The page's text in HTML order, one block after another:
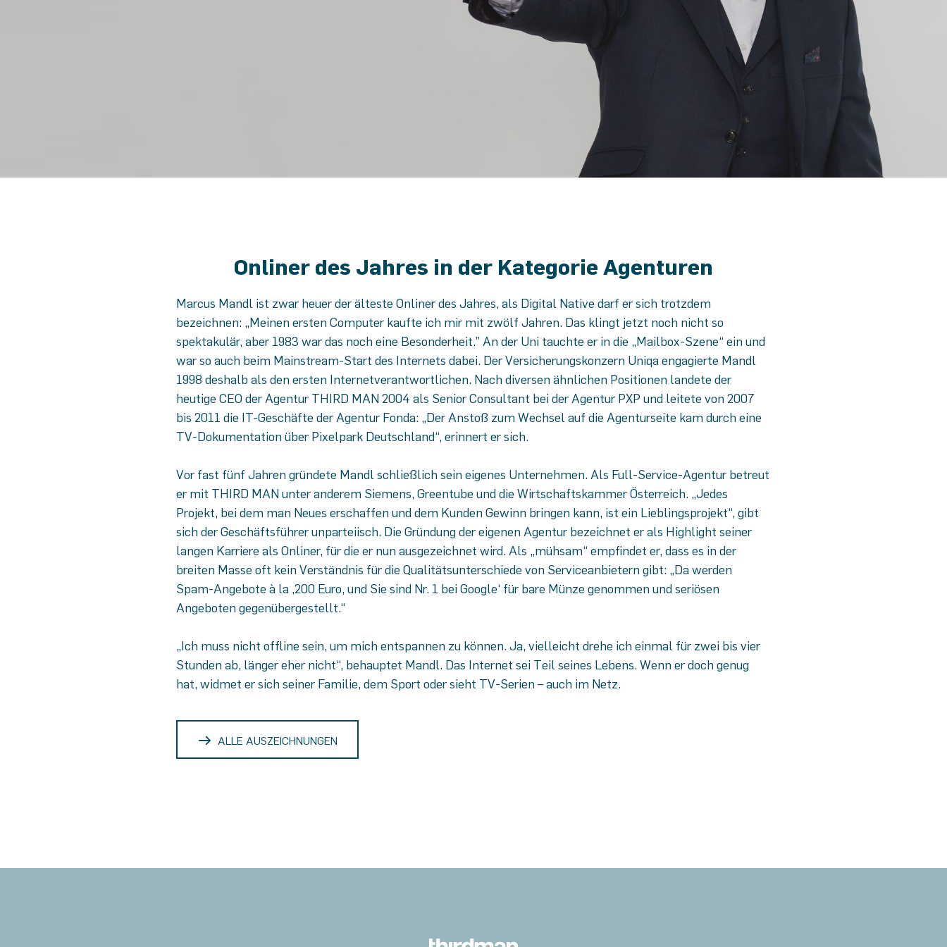
Onliner des Jahres in der Kategorie Agenturen
Marcus Mandl ist zwar heuer der älteste Onliner des Jahres, als Digital Native darf er sich trotzdem
bezeichnen: „Meinen ersten Computer kaufte ich mir mit zwölf Jahren. Das klingt jetzt noch nicht so
spektakulär, aber 1983 war das noch eine Besonderheit.” An der Uni tauchte er in die „Mailbox-Szene“ ein und
war so auch beim Mainstream-Start des Internets dabei. Der Versicherungskonzern Uniqa engagierte Mandl
1998 deshalb als den ersten Internetverantwortlichen. Nach diversen ähnlichen Positionen landete der
heutige CEO der Agentur THIRD MAN 2004 als Senior Consultant bei der Agentur PXP und leitete von 2007
bis 2011 die IT-Geschäfte der Agentur Fonda: „Der Anstoß zum Wechsel auf die Agenturseite kam durch eine
TV-Dokumentation über Pixelpark Deutschland“, erinnert er sich.
Vor fast fünf Jahren gründete Mandl schließlich sein eigenes Unternehmen. Als Full-Service-Agentur betreut
er mit THIRD MAN unter anderem Siemens, Greentube und die Wirtschaftskammer Österreich. „Jedes
Projekt, bei dem man Neues erschaffen und dem Kunden Gewinn bringen kann, ist ein Lieblingsprojekt“, gibt
sich der Geschäftsführer unparteiisch. Die Gründung der eigenen Agentur bezeichnet er als Highlight seiner
langen Karriere als Onliner, für die er nun ausgezeichnet wird. Als „mühsam“ empfindet er, dass es in der
breiten Masse oft kein Verständnis für die Qualitätsunterschiede von Serviceanbietern gibt: „Da werden
Spam-Angebote à la ,200 Euro, und Sie sind Nr. 1 bei Google‘ für bare Münze genommen und seriösen
Angeboten gegenübergestellt.“
„Ich muss nicht offline sein, um mich entspannen zu können. Ja, vielleicht drehe ich einmal für zwei bis vier
Stunden ab, länger eher nicht“, behauptet Mandl. Das Internet sei Teil seines Lebens. Wenn er doch genug
hat, widmet er sich seiner Familie, dem Sport oder sieht TV-Serien – auch im Netz.
ALLE AUSZEICHNUNGEN